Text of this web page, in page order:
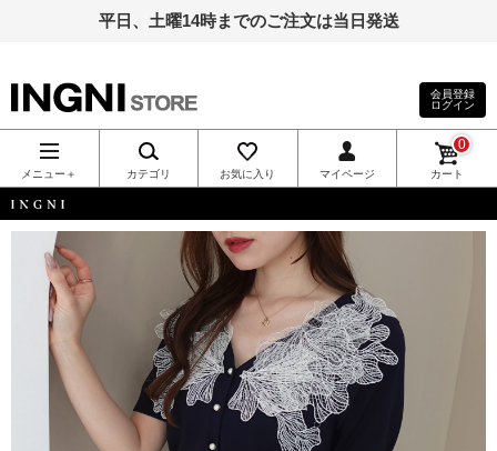
平日、土曜14時までのご注文は当日発送
INGNI（イン
グ）公式通
販｜INGNI
STORE
会員登録
ログイン
メニュー＋ カテゴリ お気に入り マイページ カート
0
INGNI